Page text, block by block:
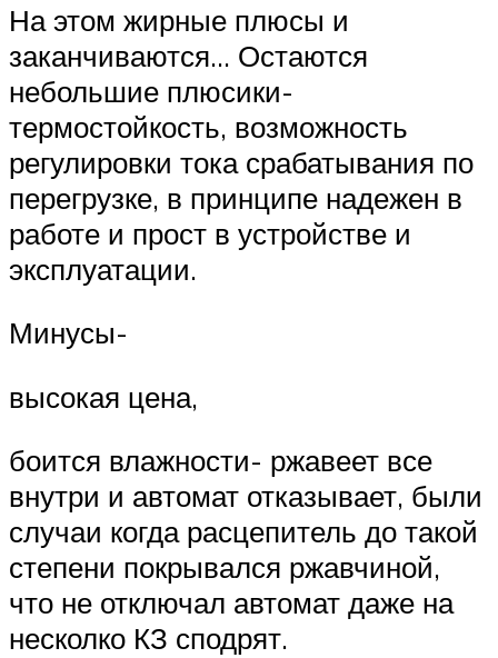
На этом жирные плюсы и
заканчиваются… Остаются
небольшие плюсики-
термостойкость, возможность
регулировки тока срабатывания по
перегрузке, в принципе надежен в
работе и прост в устройстве и
эксплуатации.
Минусы-
высокая цена,
боится влажности- ржавеет все
внутри и автомат отказывает, были
случаи когда расцепитель до такой
степени покрывался ржавчиной,
что не отключал автомат даже на
несколко КЗ сподрят.